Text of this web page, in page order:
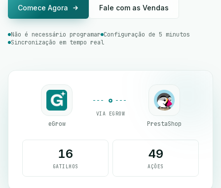
Comece Agora Fale com as Vendas
Não é necessário programar Configuração de 5 minutos
Sincronização em tempo real
eGrow
VIA EGROW
PrestaShop
16
GATILHOS
49
AÇÕES